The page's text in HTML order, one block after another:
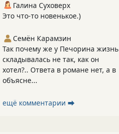
Галина Суховерх
Это что-то новенькое.)
Семён Карамзин
Так почему же у Печорина жизнь
складывалась не так, как он
хотел?.. Ответа в романе нет, а в
объясне...
ещё комментарии ⮕